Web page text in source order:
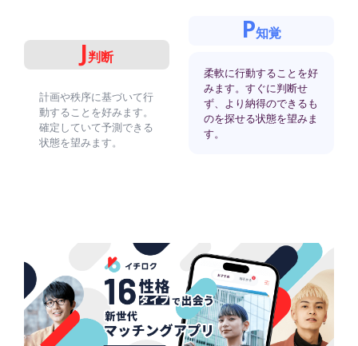
J判断
計画や秩序に基づいて行
動することを好みます。
確定していて予測できる
状態を望みます。
P知覚
柔軟に行動することを好
みます。すぐに判断せ
ず、より納得のできるも
のを探せる状態を望みま
す。